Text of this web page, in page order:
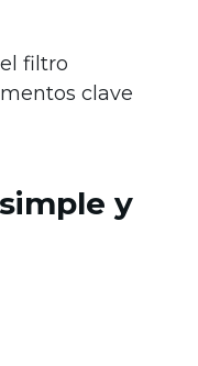
filtro
clave
y